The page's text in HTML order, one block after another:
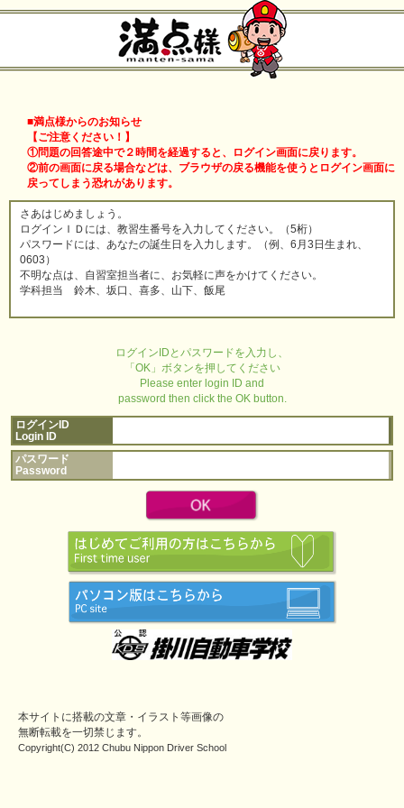
■満点様からのお知らせ
【ご注意ください！】
①問題の回答途中で２時間を経過すると、ログイン画面に戻ります。
②前の画面に戻る場合などは、ブラウザの戻る機能を使うとログイン画面に
戻ってしまう恐れがあります。
さあはじめましょう。
ログインＩＤには、教習生番号を入力してください。（5桁）
パスワードには、あなたの誕生日を入力します。（例、6月3日生まれ、
0603）
不明な点は、自習室担当者に、お気軽に声をかけてください。
学科担当 鈴木、坂口、喜多、山下、飯尾
ログインIDとパスワードを入力し、
「OK」ボタンを押してください
Please enter login ID and
password then click the OK button.
ログインID
Login ID
パスワード
Password
本サイトに搭載の文章・イラスト等画像の
無断転載を一切禁じます。
Copyright(C) 2012 Chubu Nippon Driver School